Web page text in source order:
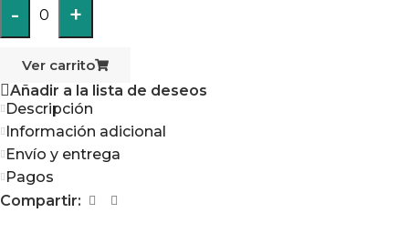
- 0 +
Ver carrito
Añadir a la lista de deseos
Descripción
Información adicional
Envío y entrega
Pagos
Compartir: